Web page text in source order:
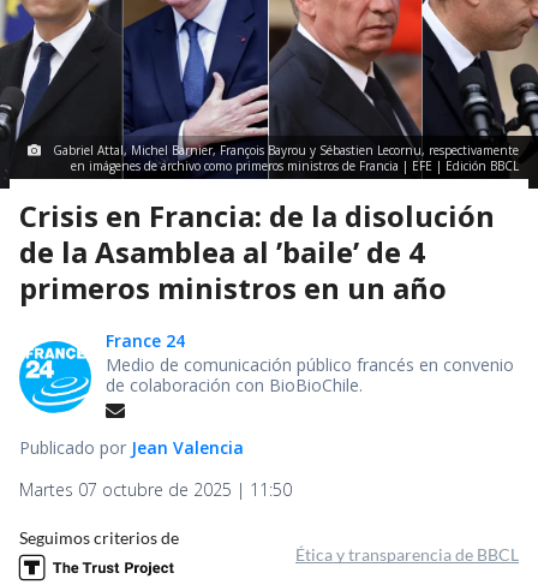
Gabriel Attal, Michel Barnier, François Bayrou y Sébastien Lecornu, respectivamente
en imágenes de archivo como primeros ministros de Francia | EFE | Edición BBCL
Crisis en Francia: de la disolución
de la Asamblea al ’baile’ de 4
primeros ministros en un año
France 24
Medio de comunicación público francés en convenio
de colaboración con BioBioChile.
Publicado por Jean Valencia
Martes 07 octubre de 2025 | 11:50
Seguimos criterios de
Ética y transparencia de BBCL